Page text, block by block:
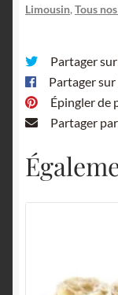
Limousin, Tous
Partager
Partager
Épingler de
Partager